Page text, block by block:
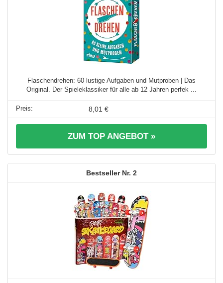
Flaschendrehen: 60 lustige Aufgaben und Mutproben | Das
Original. Der Spieleklassiker für alle ab 12 Jahren perfek ...
8,01 €
ZUM TOP ANGEBOT »
2